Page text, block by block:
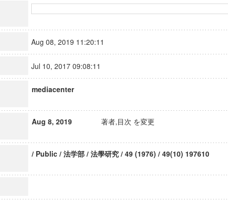
Aug 08, 2019 11:20:11
Jul 10, 2017 09:08:11
mediacenter
Aug 8, 2019 著者,目次 を変更
/ Public / 法学部 / 法學研究 / 49 (1976) / 49(10) 197610